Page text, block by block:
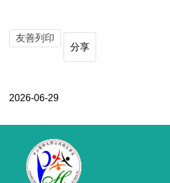
友善列印
分享
2026-06-29